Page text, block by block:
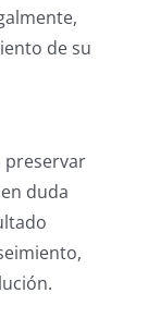
de su
preservar
duda